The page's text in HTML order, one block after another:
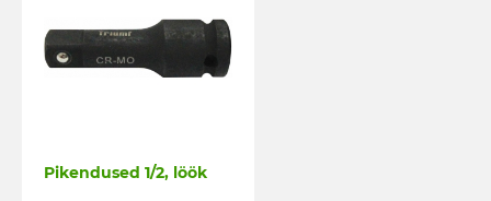
Pikendused 1/2, löök